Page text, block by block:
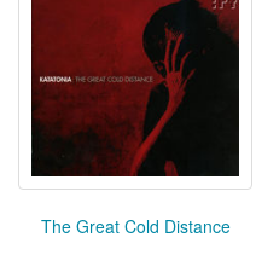
The Great Cold Distance